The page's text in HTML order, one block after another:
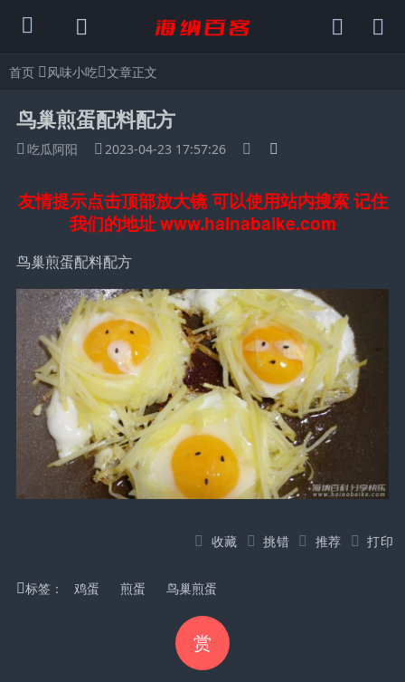
首页 风味小吃 文章正文
鸟巢煎蛋配料配方
吃瓜阿阳 2023-04-23 17:57:26
友情提示点击顶部放大镜 可以使用站内搜索 记住
我们的地址 www.hainabaike.com
鸟巢煎蛋配料配方
收藏 挑错 推荐 打印
标签： 鸡蛋 煎蛋 鸟巢煎蛋
赏